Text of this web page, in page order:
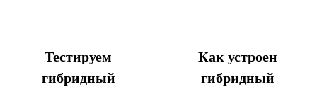
Тестируем
гибридный
Как устроен
гибридный